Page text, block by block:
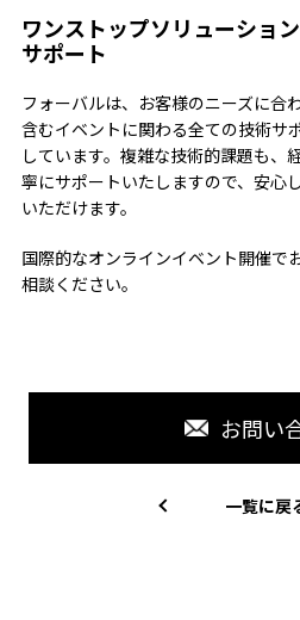
ワンストップソリューショ
サポート
フォーバルは、お客様のニーズに合
含むイベントに関わる全ての技術サ
しています。複雑な技術的課題も、
寧にサポートいたしますので、安心
いただけます。
国際的なオンラインイベント開催で
相談ください。
お問い
一覧に戻